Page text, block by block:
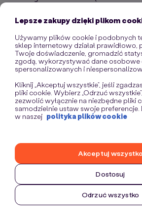
Lepsze zakupy dzięki plikom
Używamy plików cookie i podobnych
sklep internetowy działał
Twoje doświadczenie, gromadzić
zgodą, wykorzystywać dane osobowe
spersonalizowanych i
Kliknij „Akceptuj wszystkie”, jeśli
pliki cookie. Wybierz „Odrzuć
zezwolić wyłącznie na niezbędne pliki
samodzielnie ustaw swoje
w naszej polityka plików cookie
Dostosuj
Odrzuć wszystko
Akceptuj wszystko